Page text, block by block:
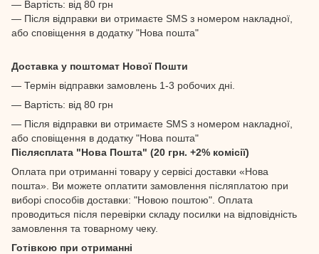
— Вартість: від 80 грн
— Після відправки ви отримаєте SMS з номером накладної,
або сповіщення в додатку "Нова пошта"
Доставка у поштомат Нової Пошти
— Термін відправки замовлень 1-3 робочих дні.
— Вартість: від 80 грн
— Після відправки ви отримаєте SMS з номером накладної,
або сповіщення в додатку "Нова пошта"
Післясплата "Нова Пошта" (20 грн. +2% комісії)
Оплата при отриманні товару у сервісі доставки «Нова
пошта». Ви можете оплатити замовлення післяплатою при
виборі способів доставки: "Новою поштою". Оплата
проводиться після перевірки складу посилки на відповідність
замовлення та товарному чеку.
Готівкою при отриманні